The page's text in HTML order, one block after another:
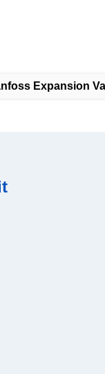
Expansion